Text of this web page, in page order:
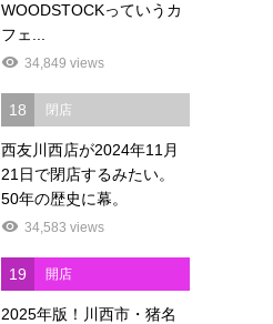
WOODSTOCKっていうカ
フェ...
34,849 views
18 閉店
西友川西店が2024年11月
21日で閉店するみたい。
50年の歴史に幕。
34,583 views
19 開店
2025年版！川西市・猪名